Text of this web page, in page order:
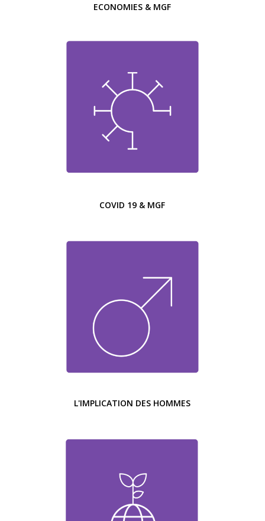
ECONOMIES & MGF
COVID 19 & MGF
L'IMPLICATION DES HOMMES